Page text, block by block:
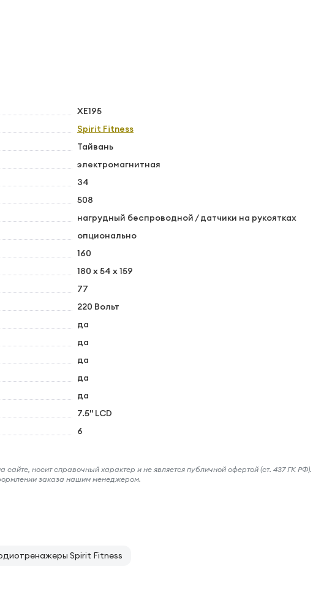
XE195
Spirit Fitness
Тайвань
электромагнитная
34
508
нагрудный беспроводной / датчики на рукоятках
опционально
160
180 х 54 х 159
77
220 Вольт
да
да
да
да
да
7.5" LCD
6
носит справочный характер и не является публичной офертой (ст. 437 ГК РФ).
заказа нашим менеджером.
Spirit Fitness